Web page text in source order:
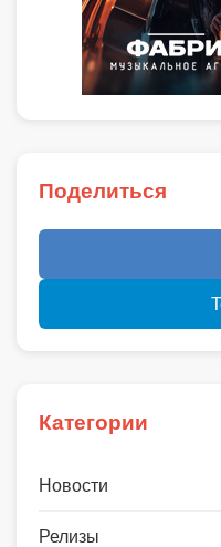
Поделиться
Категории
Новости
Релизы